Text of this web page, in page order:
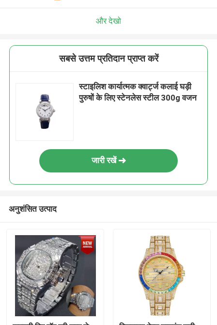
और देखो
सबसे उत्तम प्रतिदान प्राप्त करें
स्टाइलिश कार्यात्मक क्वार्ट्ज कलाई घड़ी
पुरुषों के लिए स्टेनलेस स्टील 300g वजन
जारी रखें
अनुशंसित उत्पाद